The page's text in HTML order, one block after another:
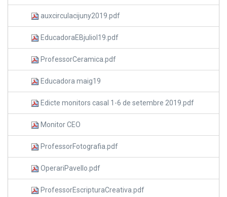
auxcirculacijuny2019.pdf
EducadoraEBjuliol19.pdf
ProfessorCeramica.pdf
Educadora maig19
Edicte monitors casal 1-6 de setembre 2019.pdf
Monitor CEO
ProfessorFotografia.pdf
OperariPavello.pdf
ProfessorEscripturaCreativa.pdf